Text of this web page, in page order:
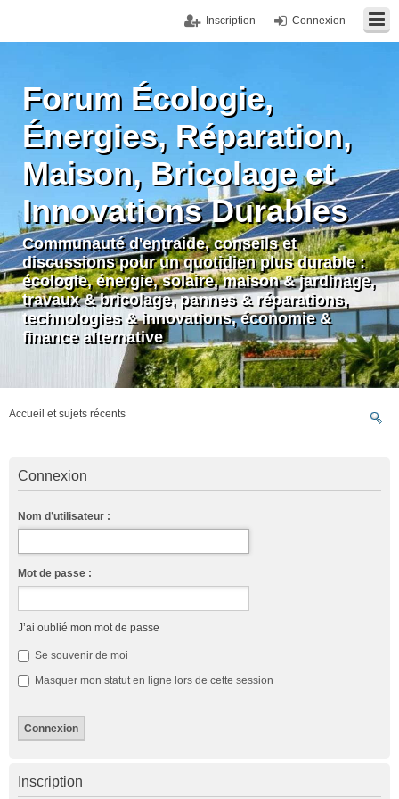
Connexion
Inscription
Forum Écologie,
Énergies, Réparation,
Maison, Bricolage et
Innovations Durables
Communauté d'entraide, conseils et
discussions pour un quotidien plus durable :
écologie, énergie, solaire, maison & jardinage,
travaux & bricolage, pannes & réparations,
technologies & innovations, économie &
finance alternative
Accueil et sujets récents
Connexion
Nom d’utilisateur :
Mot de passe :
J’ai oublié mon mot de passe
Se souvenir de moi
Masquer mon statut en ligne lors de cette session
Inscription